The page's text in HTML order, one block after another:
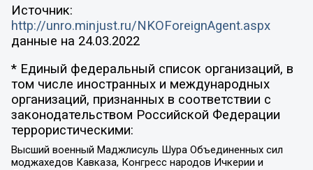
Источник:
http://unro.minjust.ru/NKOForeignAgent.aspx
данные на 24.03.2022
* Единый федеральный список организаций, в
том числе иностранных и международных
организаций, признанных в соответствии с
законодательством Российской Федерации
террористическими:
Высший военный Маджлисуль Шура Объединенных сил
моджахедов Кавказа, Конгресс народов Ичкерии и